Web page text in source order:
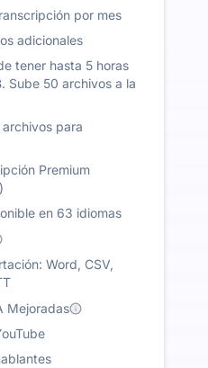
por mes
adicionales
tener hasta 5 horas
Sube 50 archivos a la
para
Premium
en 63 idiomas
Word, CSV,
Mejoradas